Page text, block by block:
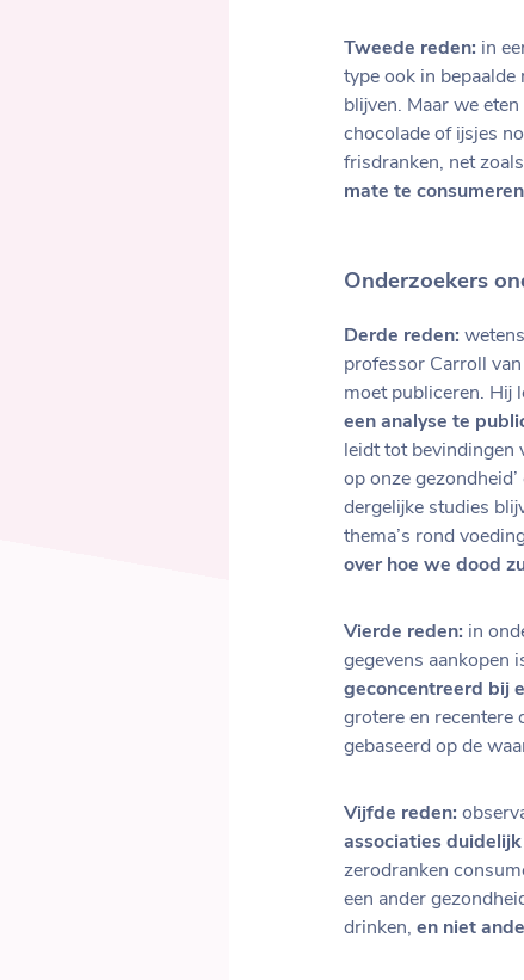
Tweede reden: in
type ook in
blijven. Maar we
chocolade of ijsjes
frisdranken, net
mate te consumeren
Onderzoekers
Derde reden:
professor Carroll
moet publiceren. Hij
een analyse te
leidt tot bevindingen
op onze
dergelijke studies
thema’s rond
over hoe we dood
Vierde reden: in
gegevens aankopen
geconcentreerd bij
grotere en recentere
gebaseerd op de
Vijfde reden:
associaties
zerodranken
een ander
drinken, en niet